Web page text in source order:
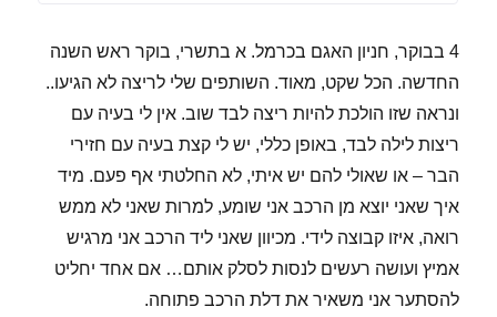
4 בבוקר, חניון האגם בכרמל. א בתשרי, בוקר ראש השנה
החדשה. הכל שקט, מאוד. השותפים שלי לריצה לא הגיעו..
ונראה שזו הולכת להיות ריצה לבד שוב. אין לי בעיה עם
ריצות לילה לבד, באופן כללי, יש לי קצת בעיה עם חזירי
הבר – או שאולי להם יש איתי, לא החלטתי אף פעם. מיד
איך שאני יוצא מן הרכב אני שומע, למרות שאני לא ממש
רואה, איזו קבוצה לידי. מכיוון שאני ליד הרכב אני מרגיש
אמיץ ועושה רעשים לנסות לסלק אותם… אם אחד יחליט
להסתער אני משאיר את דלת הרכב פתוחה.